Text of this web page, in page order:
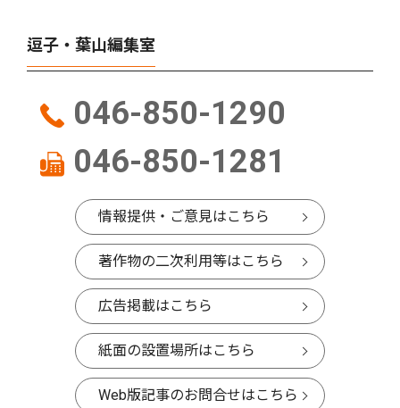
逗子・葉山編集室
046-850-1290
046-850-1281
情報提供・ご意見はこちら
著作物の二次利用等はこちら
広告掲載はこちら
紙面の設置場所はこちら
Web版記事のお問合せはこちら